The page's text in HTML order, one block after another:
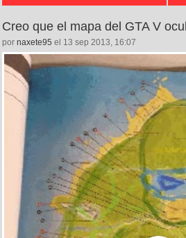
Creo que el mapa del GTA V
por naxete95 el 13 sep 2013, 16:07